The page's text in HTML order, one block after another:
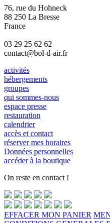
76, rue du Hohneck
88 250 La Bresse
France
03 29 25 62 62
contact@bol-d-air.fr
activités
hébergements
groupes
qui sommes-nous
espace presse
restauration
calendrier
accès et contact
réserver mes horaires
Données personnelles
accéder à la boutique
On reste en contact !
EFFACER MON PANIER